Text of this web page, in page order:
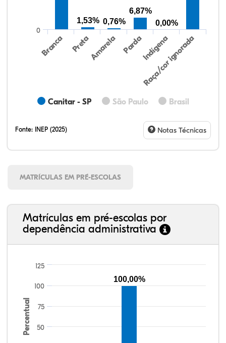
Canitar - SP São Paulo Brasil
Branca PretaAmarela PardaIndígena
Raça/cor ignorada
0
1,53% 0,76%
6,87%
0,00%
Fonte: INEP (2025) Notas Técnicas
MATRÍCULAS EM PRÉ-ESCOLAS
Matrículas em pré-escolas por
dependência administrativa
Percentual 50
75
100
125
100,00%